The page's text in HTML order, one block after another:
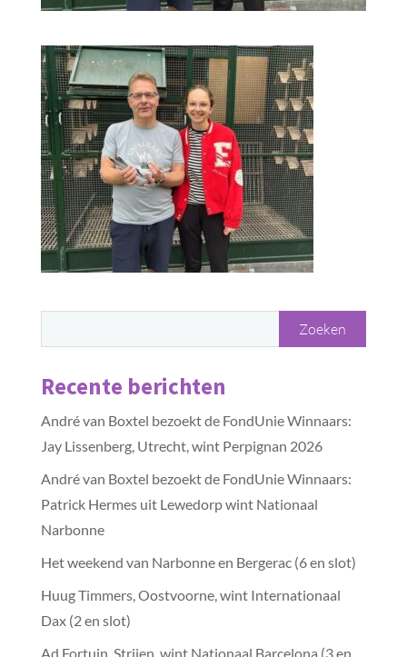
Recente berichten
André van Boxtel bezoekt de FondUnie Winnaars:
Jay Lissenberg, Utrecht, wint Perpignan 2026
André van Boxtel bezoekt de FondUnie Winnaars:
Patrick Hermes uit Lewedorp wint Nationaal
Narbonne
Het weekend van Narbonne en Bergerac (6 en slot)
Huug Timmers, Oostvoorne, wint Internationaal
Dax (2 en slot)
Ad Fortuin, Strijen, wint Nationaal Barcelona (3 en